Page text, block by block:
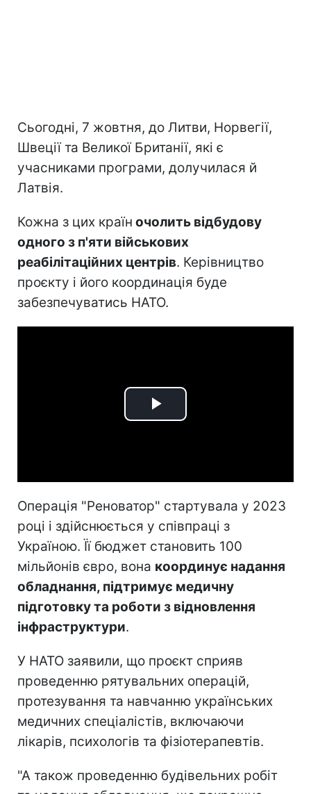
Сьогодні, 7 жовтня, до Литви, Норвегії,
Швеції та Великої Британії, які є
учасниками програми, долучилася й
Латвія.
Кожна з цих країн очолить відбудову
одного з п'яти військових
реабілітаційних центрів. Керівництво
проєкту і його координація буде
забезпечуватись НАТО.
Play
Операція "Реноватор" стартувала у 2023
році і здійснюється у співпраці з
Україною. Її бюджет становить 100
мільйонів євро, вона координує надання
обладнання, підтримує медичну
підготовку та роботи з відновлення
інфраструктури.
У НАТО заявили, що проєкт сприяв
проведенню рятувальних операцій,
протезування та навчанню українських
медичних спеціалістів, включаючи
лікарів, психологів та фізіотерапевтів.
"А також проведенню будівельних робіт